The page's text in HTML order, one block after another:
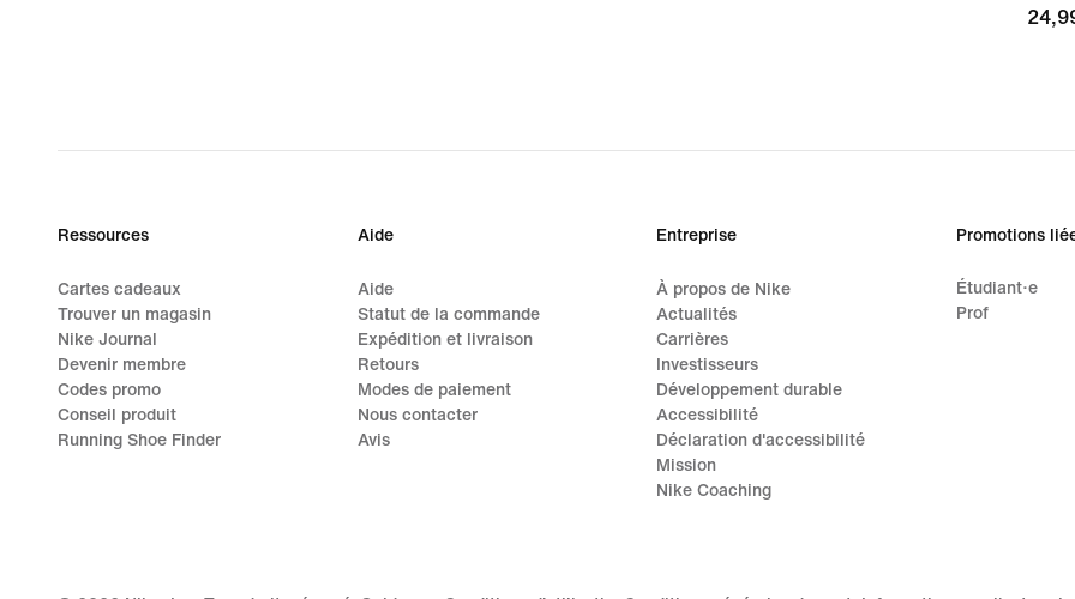
Ressources
Cartes cadeaux
Trouver un magasin
Nike Journal
Devenir membre
Codes promo
Conseil produit
Running Shoe Finder
Aide
Aide
Statut de la commande
Expédition et livraison
Retours
Modes de paiement
Nous contacter
Avis
Entreprise
À propos de Nike
Actualités
Carrières
Investisseurs
Développement durable
Accessibilité
Déclaration d'accessibilité
Mission
Nike Coaching
Promotions
Étudiant·e
Prof